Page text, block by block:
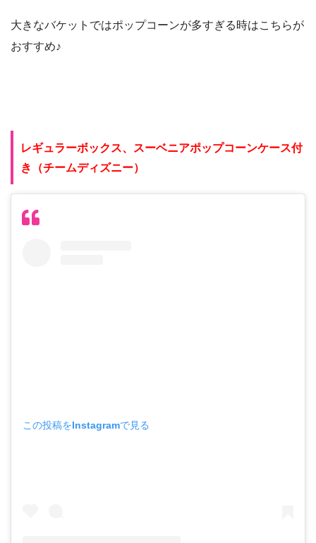
大きなバケットではポップコーンが多すぎる時はこちらが
おすすめ♪
レギュラーボックス、スーベニアポップコーンケース付
き（チームディズニー）
この投稿をInstagramで見る